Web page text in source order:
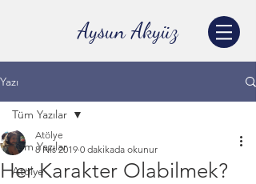
Aysun Akyüz
Yazı
Tüm Yazılar
Atölye
Tüm Yazılar
Her Karakter Olabilmek?
Atölye
8 Nis 2019 0 dakikada okunur